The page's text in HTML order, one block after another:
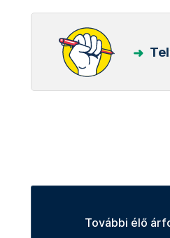
További élő